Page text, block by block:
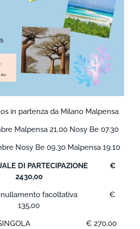
in partenza da Milano Malpensa
21.00 Nosy Be 07.30
Be 09.30 Malpensa 19.10
DI PARTECIPAZIONE €
2430,00
Annullamento facoltativa €
135,00
SINGOLA € 270,00